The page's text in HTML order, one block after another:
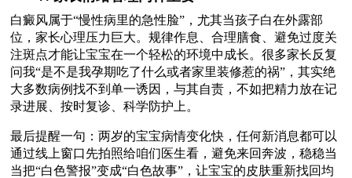
白癜风属于“慢性病里的急性脸”，尤其当孩子白在外露部
位，家长心理压力巨大。规律作息、合理膳食、避免过度关
注斑点才能让宝宝在一个轻松的环境中成长。很多家长反复
问我“是不是我孕期吃了什么或者家里装修惹的祸”，其实绝
大多数病例找不到单一诱因，与其自责，不如把精力放在记
录进展、按时复诊、科学防护上。
最后提醒一句：两岁的宝宝病情变化快，任何新消息都可以
通过线上窗口先拍照给咱们医生看，避免来回奔波，稳稳当
当把“白色警报”变成“白色故事”，让宝宝的皮肤重新找回均